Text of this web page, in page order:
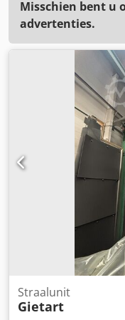
Misschien bent u
advertenties.
Straalunit
Gietart